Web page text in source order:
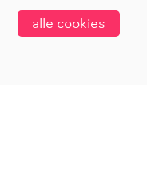
alle cookies